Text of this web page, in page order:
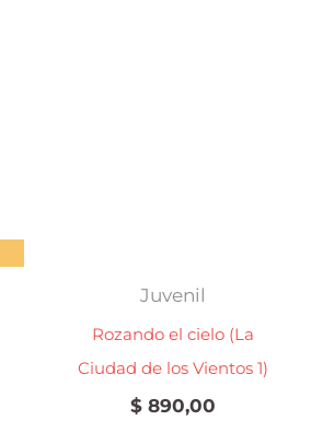
Juvenil
Rozando el cielo (La
Ciudad de los Vientos 1)
$ 890,00